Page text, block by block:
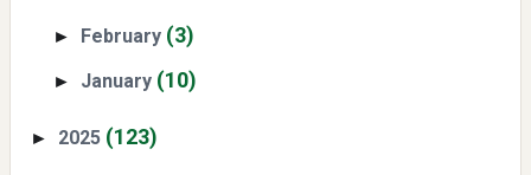
► February (3)
► January (10)
► 2025 (123)